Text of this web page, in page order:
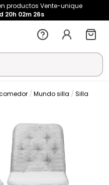
productos Vente-unique
20h 02m 25s
Mundo silla Silla